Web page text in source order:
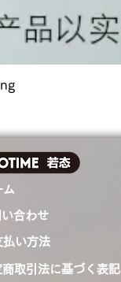
合わせ
い方法
取引法に基づく表記